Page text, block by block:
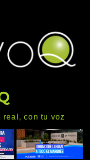
real, con tu voz